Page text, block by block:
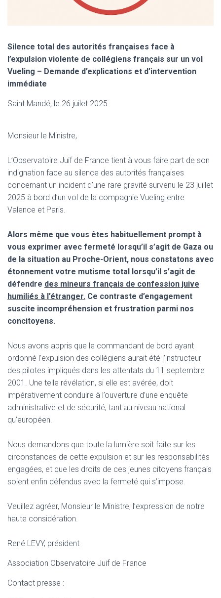
Silence total des autorités françaises face à
l’expulsion violente de collégiens français sur un vol
Vueling – Demande d’explications et d’intervention
immédiate
Saint Mandé, le 26 juilet 2025
Monsieur le Ministre,
L’Observatoire Juif de France tient à vous faire part de son
indignation face au silence des autorités françaises
concernant un incident d’une rare gravité survenu le 23 juillet
2025 à bord d’un vol de la compagnie Vueling entre
Valence et Paris.
Alors même que vous êtes habituellement prompt à
vous exprimer avec fermeté lorsqu’il s’agit de Gaza ou
de la situation au Proche-Orient, nous constatons avec
étonnement votre mutisme total lorsqu’il s’agit de
défendre des mineurs français de confession juive
humiliés à l’étranger. Ce contraste d’engagement
suscite incompréhension et frustration parmi nos
concitoyens.
Nous avons appris que le commandant de bord ayant
ordonné l’expulsion des collégiens aurait été l’instructeur
des pilotes impliqués dans les attentats du 11 septembre
2001. Une telle révélation, si elle est avérée, doit
impérativement conduire à l’ouverture d’une enquête
administrative et de sécurité, tant au niveau national
qu’européen.
Nous demandons que toute la lumière soit faite sur les
circonstances de cette expulsion et sur les responsabilités
engagées, et que les droits de ces jeunes citoyens français
soient enfin défendus avec la fermeté qui s’impose.
Veuillez agréer, Monsieur le Ministre, l’expression de notre
haute considération.
René LEVY, président
Association Observatoire Juif de France
Contact presse :